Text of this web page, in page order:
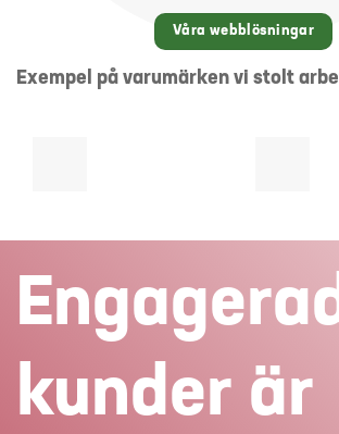
Våra webblösningar
Exempel på varumärken vi stolt
kunder är